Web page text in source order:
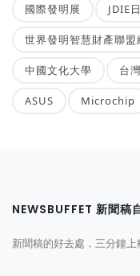
國際發明展 JDIE
世界發明智慧財產聯盟
中國文化大學 台
ASUS Microchip
NEWSBUFFET 新聞稿
新聞稿的好去處，三分鐘